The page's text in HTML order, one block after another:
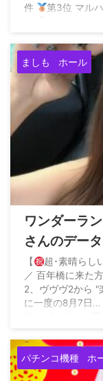
件
第3位 マル
ましも ホール
ワンダーラ
さんのデー
店百年橋ほ
ならマイホ
【 超･素晴らし
／ 百年橋に来た
2、ヴヴヴ2から "
に一度の8月7日…
パチンコ機種 ホ